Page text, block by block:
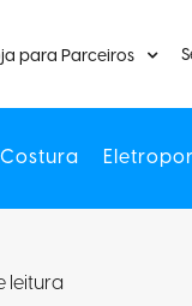
para Parceiros
Costura
leitura